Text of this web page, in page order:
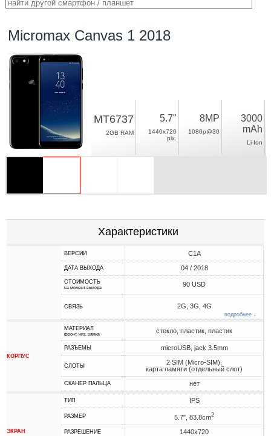
Micromax Canvas 1 2018
MT6737
2GB RAM
5.7"
1440x720
pix.
8MP
1080p@30
3000
mAh
Li-Ion
Характеристики
ВЕРСИИ C1A
ДАТА ВЫХОДА 04 / 2018
СТОИМОСТЬ
на момент выхода 90 USD
СВЯЗЬ 2G, 3G, 4G
подробнее ↓
КОРПУС
МАТЕРИАЛ
фронт, низ, рамка стекло, пластик, пластик
РАЗЪЕМЫ microUSB, jack 3.5mm
СЛОТЫ
2 SIM (Micro-SIM),
карта памяти (отдельный слот)
СКАНЕР ПАЛЬЦА нет
ЭКРАН
ТИП IPS
РАЗМЕР 5.7", 83.8cm2
РАЗРЕШЕНИЕ 1440x720